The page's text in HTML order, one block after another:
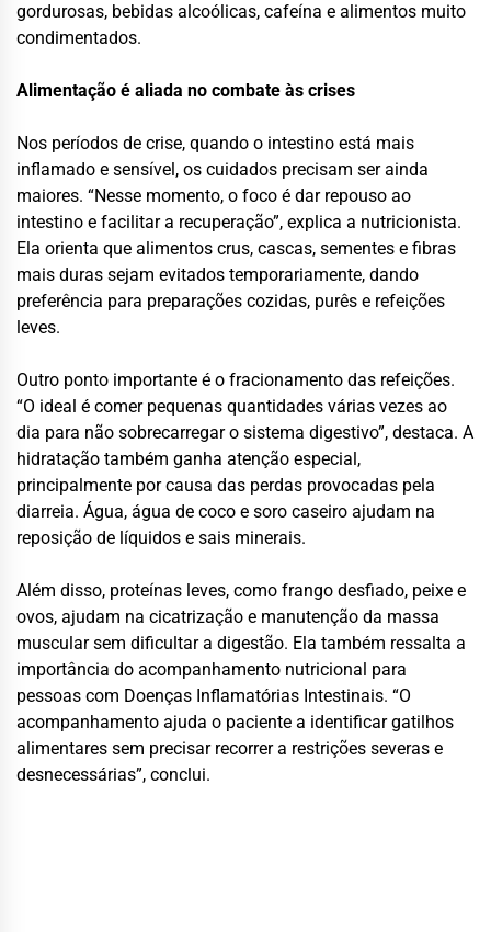
gordurosas, bebidas alcoólicas, cafeína e alimentos muito
condimentados.
Alimentação é aliada no combate às crises
Nos períodos de crise, quando o intestino está mais
inflamado e sensível, os cuidados precisam ser ainda
maiores. “Nesse momento, o foco é dar repouso ao
intestino e facilitar a recuperação”, explica a nutricionista.
Ela orienta que alimentos crus, cascas, sementes e fibras
mais duras sejam evitados temporariamente, dando
preferência para preparações cozidas, purês e refeições
leves.
Outro ponto importante é o fracionamento das refeições.
“O ideal é comer pequenas quantidades várias vezes ao
dia para não sobrecarregar o sistema digestivo”, destaca. A
hidratação também ganha atenção especial,
principalmente por causa das perdas provocadas pela
diarreia. Água, água de coco e soro caseiro ajudam na
reposição de líquidos e sais minerais.
Além disso, proteínas leves, como frango desfiado, peixe e
ovos, ajudam na cicatrização e manutenção da massa
muscular sem dificultar a digestão. Ela também ressalta a
importância do acompanhamento nutricional para
pessoas com Doenças Inflamatórias Intestinais. “O
acompanhamento ajuda o paciente a identificar gatilhos
alimentares sem precisar recorrer a restrições severas e
desnecessárias”, conclui.